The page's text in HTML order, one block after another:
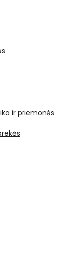
ir priemonės